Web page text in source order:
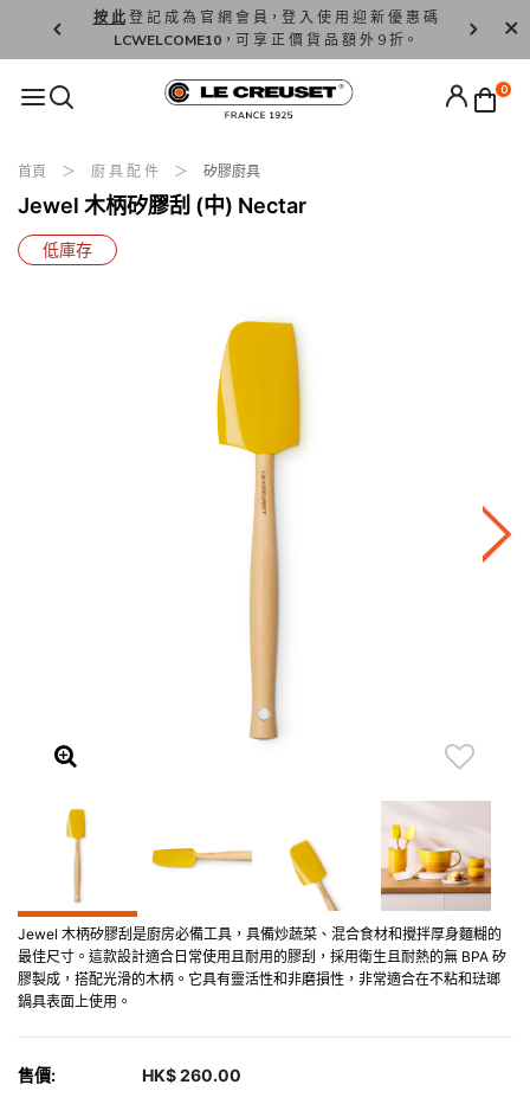
按 此登 記 成 為 官 網 會 員，登 入 使 用 迎 新 優 惠 碼
LCWELCOME10，可 享 正 價 貨 品 額 外 9 折。
香 港 / 澳
0
首頁 廚 具 配 件 矽膠廚具
Jewel 木柄矽膠刮 (中) Nectar
低庫存
Jewel 木柄矽膠刮是廚房必備工具，具備炒蔬菜、混合食材和攪拌厚身麵糊的
最佳尺寸。這款設計適合日常使用且耐用的膠刮，採用衛生且耐熱的無 BPA 矽
膠製成，搭配光滑的木柄。它具有靈活性和非磨損性，非常適合在不粘和琺瑯
鍋具表面上使用。
售價: HK$ 260.00